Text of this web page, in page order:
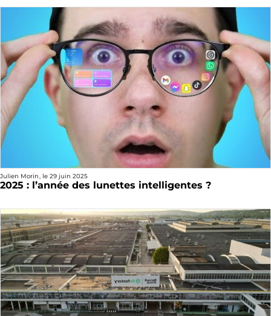
Julien Morin, le 29 juin 2025
2025 : l’année des lunettes intelligentes ?